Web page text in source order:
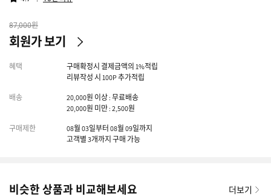
87,000원
회원가 보기
혜택
구매확정시 결제금액의 1%적립
리뷰작성 시 100P 추가적립
배송
20,000원 이상 : 무료배송
20,000원 미만 : 2,500원
구매제한
08월 03일부터 08월 09일까지
고객별 3개까지 구매 가능
비슷한 상품과 비교해보세요 더보기